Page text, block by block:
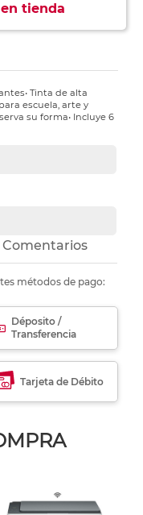
tienda
Tinta de alta
escuela, arte y
su forma• Incluye 6
Comentarios
métodos de pago:
Déposito /
Transferencia
Tarjeta de Débito